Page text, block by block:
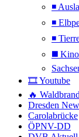
◾
◾
◾
◼️
🎞️ Youtube
🔥
Dresden
Carolabrücke
ÖPNV-DD